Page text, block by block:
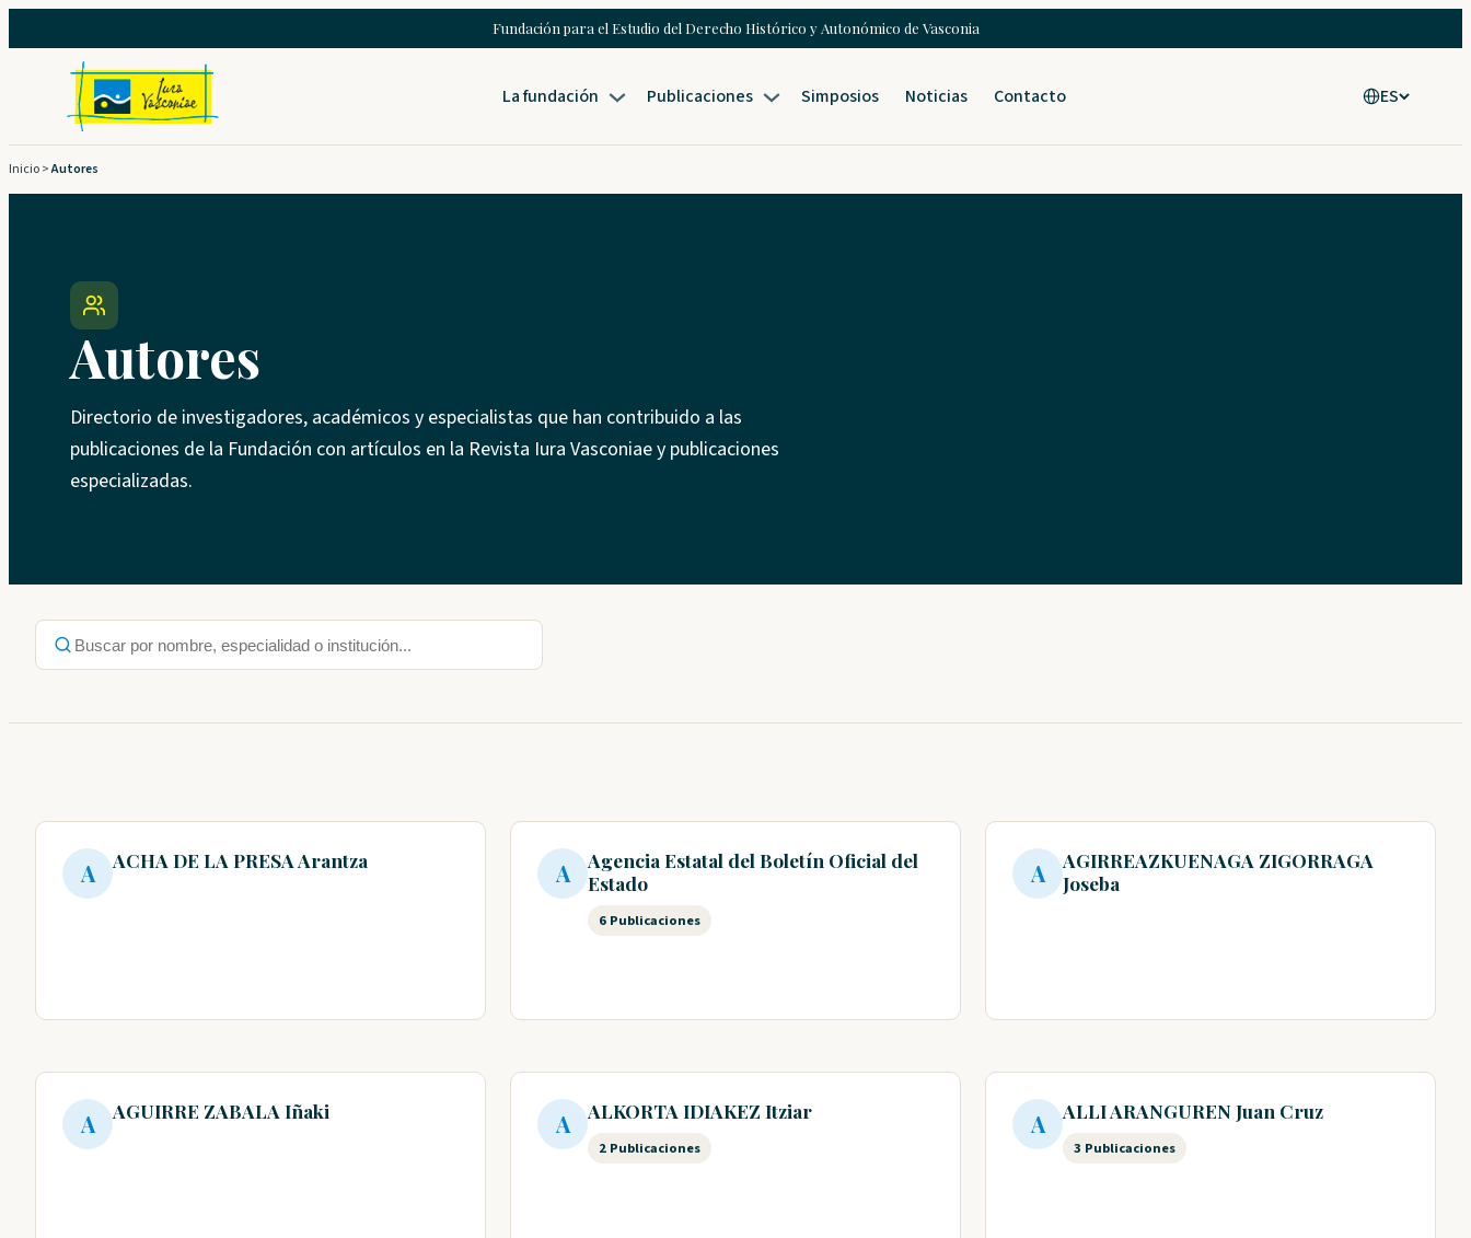
al
contenido
Fundación para el Estudio del Derecho Histórico y Autonómico de Vasconia
La fundación Publicaciones Simposios Noticias Contacto ES
Inicio>Autores
Autores
Directorio de investigadores, académicos y especialistas que han contribuido a las
publicaciones de la Fundación con artículos en la Revista Iura Vasconiae y publicaciones
especializadas.
A ACHA DE LA PRESA Arantza A
Agencia Estatal del Boletín Oficial del
Estado
6 Publicaciones
A
AGIRREAZKUENAGA ZIGORRAGA
Joseba
A AGUIRRE ZABALA Iñaki A ALKORTA IDIAKEZ Itziar
2 Publicaciones
A ALLI ARANGUREN Juan Cruz
3 Publicaciones